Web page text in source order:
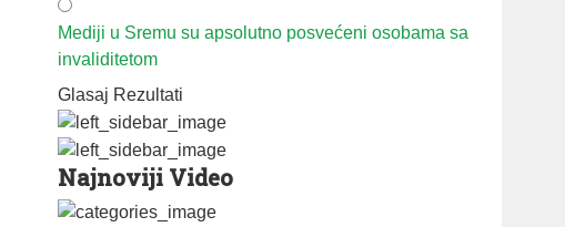
Mediji u Sremu su apsolutno posvećeni osobama sa
invaliditetom
Glasaj Rezultati
Najnoviji Video